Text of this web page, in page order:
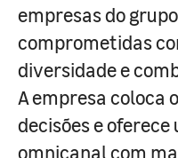
empresas do
comprometidas
diversidade e
A empresa coloca
decisões e
omnicanal com